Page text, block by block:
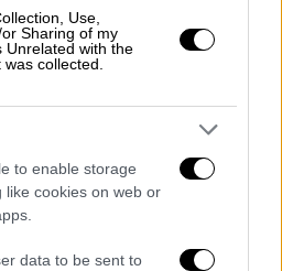
Use,
Sharing of my
Unrelated with the
collected.
to enable storage
like cookies on web or
data to be sent to
από την
κέντρο της Αθήνας
εμφάνιση από το
όπου η Κέιτλιν
της